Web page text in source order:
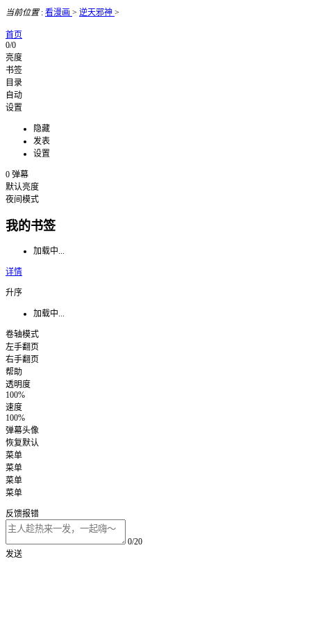
当前位置: 看漫画 > 逆天邪神 >
首页
0/0
亮度
书签
目录
自动
设置
隐藏
发表
设置
0 弹幕
默认亮度
夜间模式
我的书签
加载中...
详情
升序
加载中...
卷轴模式
左手翻页
右手翻页
帮助
透明度
100%
速度
100%
弹幕头像
恢复默认
菜单
菜单
菜单
菜单
反馈报错
0/20
发送